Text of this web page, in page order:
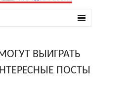
ВЫИГРАТЬ
ПОСТЫ